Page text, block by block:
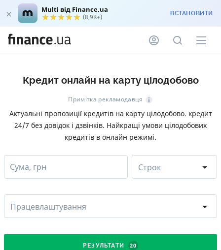
Multi від Finance.ua
(8,9K+) ВСТАНОВИТИ
Кредит онлайн на карту цілодобово
Примітка рекламодавця
Актуальні пропозиції кредитів на карту цілодобово. кредит
24/7 без довідок і дзвінків. Найкращі умови цілодобових
кредитів в онлайн режимі.
Сума, грн Строк
Працевлаштування
РЕЗУЛЬТАТИ 20